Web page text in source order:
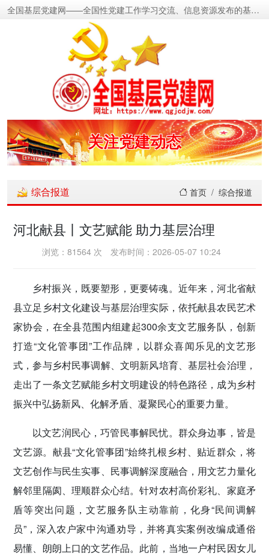
全国基层党建网——全国性党建工作学习交流、信息资源发布的基层党建新闻门户网
密切党群关系
传递党的声音
关注党建动态
传播党建理论
密切党群关系
传递党的声音
综合报道 首页 综合报道
河北献县丨文艺赋能 助力基层治理
浏览：81564 次 发布时间：2026-05-07 10:24
乡村振兴，既要塑形，更要铸魂。近年来，河北省献
县立足乡村文化建设与基层治理实际，依托献县农民艺术
家协会，在全县范围内组建起300余支文艺服务队，创新
打造“文化管事团”工作品牌，以群众喜闻乐见的文艺形
式，参与乡村民事调解、文明新风培育、基层社会治理，
走出了一条文艺赋能乡村文明建设的特色路径，成为乡村
振兴中弘扬新风、化解矛盾、凝聚民心的重要力量。
以文艺润民心，巧管民事解民忧。 群众身边事，皆是
文艺源。献县“文化管事团”始终扎根乡村、贴近群众，将
文艺创作与民生实事、民事调解深度融合，用文艺力量化
解邻里隔阂、理顺群众心结。针对农村高价彩礼、家庭矛
盾等突出问题，文艺服务队主动靠前，化身“民间调解
员”，深入农户家中沟通劝导，并将真实案例改编成通俗
易懂、朗朗上口的文艺作品。此前，当地一户村民因女儿